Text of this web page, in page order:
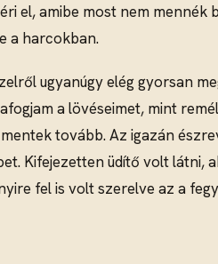
amibe most nem mennék
a harcokban.
ugyanúgy elég gyorsan
a lövéseimet, mint
tovább. Az igazán
Kifejezetten üdítő volt látni,
fel is volt szerelve az a